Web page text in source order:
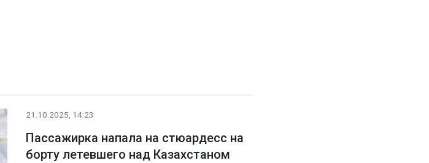
21.10.2025, 14:23
Пассажирка напала на стюардесс на
борту летевшего над Казахстаном